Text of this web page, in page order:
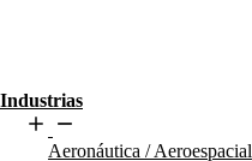
Industrias
Aeronáutica / Aeroespacial